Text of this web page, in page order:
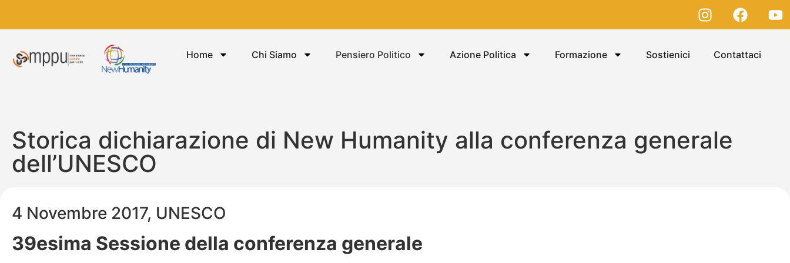
Home Chi Siamo Pensiero Politico Azione Politica Formazione Sostienici Contattaci
Storica dichiarazione di New Humanity alla conferenza generale
dell’UNESCO
4 Novembre 2017, UNESCO
39esima Sessione della conferenza generale